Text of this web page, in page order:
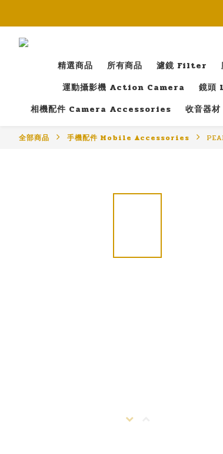
精選商品 所有商品 濾鏡 Filter
運動攝影機 Action Camera
鏡頭
相機配件 Camera Accessories
收音器
全部商品 手機配件 Mobile Accessories